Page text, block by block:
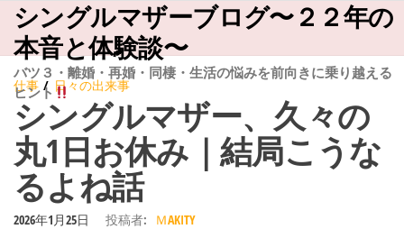
コ
ン
テ
ン
へ
ス
キ
シングルマザーブログ〜２２年の
本音と体験談〜
バツ３・離婚・再婚・同棲・生活の悩みを前向きに乗り越える
ヒント
仕事 日々の出来事
シングルマザー、久々の
丸1日お休み｜結局こうな
るよね話
2026年1月25日 投稿者: ＭAKITY